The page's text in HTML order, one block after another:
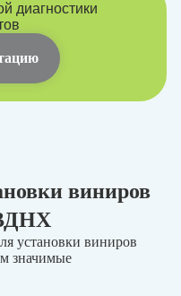
диагностики
виниров
установки виниров
значимые